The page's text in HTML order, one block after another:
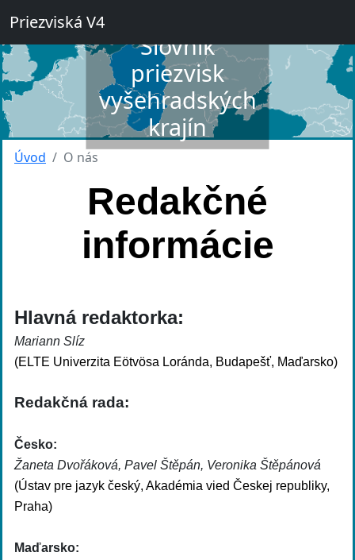
Priezviská V4
Slovník
priezvisk
vyšehradských
krajín
Úvod O nás
Redakčné
informácie
Hlavná redaktorka:
Mariann Slíz
(ELTE Univerzita Eötvösa Loránda, Budapešť, Maďarsko)
Redakčná rada:
Česko:
Žaneta Dvořáková, Pavel Štěpán, Veronika Štěpánová
(Ústav pre jazyk český, Akadémia vied Českej republiky,
Praha)
Maďarsko: